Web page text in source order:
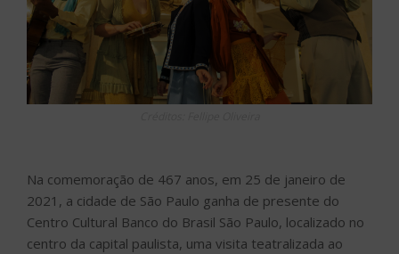
Na comemoração de 467 anos, em 25 de janeiro de
2021, a cidade de São Paulo ganha de presente do
Centro Cultural Banco do Brasil São Paulo, localizado no
centro da capital paulista, uma visita teatralizada ao